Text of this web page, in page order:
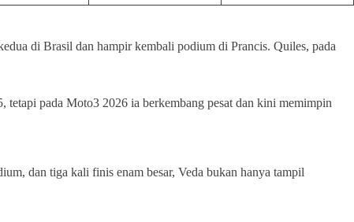
di Brasil dan hampir kembali podium di Prancis. Quiles, pada
pada Moto3 2026 ia berkembang pesat dan kini memimpin
dan tiga kali finis enam besar, Veda bukan hanya tampil